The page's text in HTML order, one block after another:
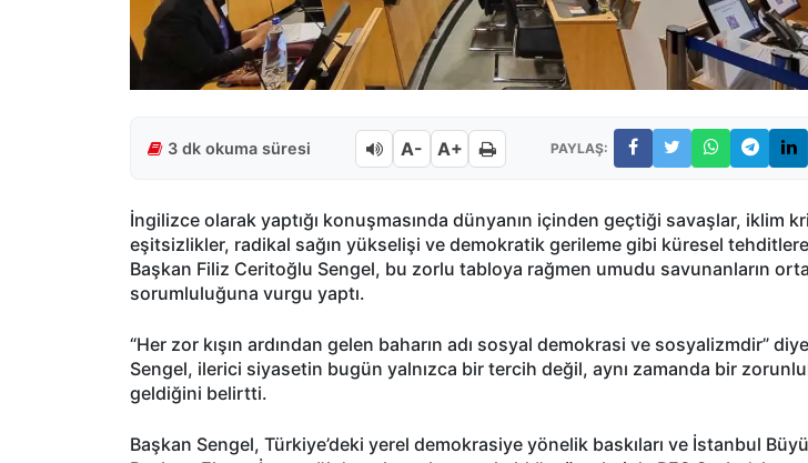
3 dk okuma süresi A- A+ PAYLAŞ:
İngilizce olarak yaptığı konuşmasında dünyanın içinden geçtiği savaşlar, iklim
eşitsizlikler, radikal sağın yükselişi ve demokratik gerileme gibi küresel
Başkan Filiz Ceritoğlu Sengel, bu zorlu tabloya rağmen umudu savunanların
sorumluluğuna vurgu yaptı.
“Her zor kışın ardından gelen baharın adı sosyal demokrasi ve sosyalizmdir”
Sengel, ilerici siyasetin bugün yalnızca bir tercih değil, aynı zamanda bir
geldiğini belirtti.
Başkan Sengel, Türkiye’deki yerel demokrasiye yönelik baskıları ve İstanbul